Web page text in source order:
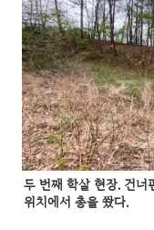
두 번째 학살 현장. 건너
위치에서 총을 쐈다.